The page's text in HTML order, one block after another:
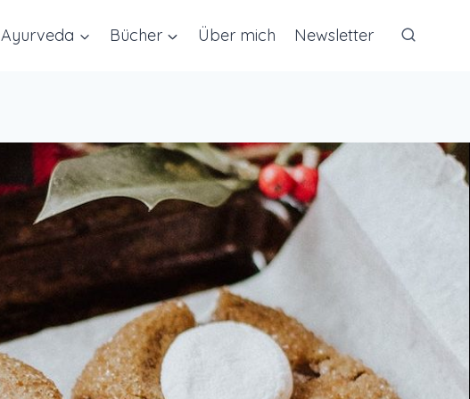
Ayurveda Bücher Über mich Newsletter